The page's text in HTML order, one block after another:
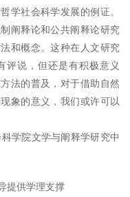
学社会科学发展的例证。
阐释论和公共阐释论研究
和概念。这种在人文研究
评说，但还是有积极意义
法的普及，对于借助自然
象的意义，我们或许可以
学院文学与阐释学研究中
提供学理支撑